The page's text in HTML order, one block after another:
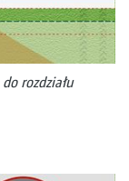
rozdziału